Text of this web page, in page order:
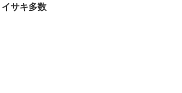
サキ多数